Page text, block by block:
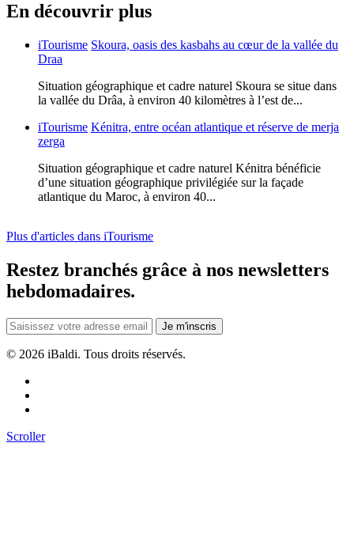
En découvrir plus
iTourisme Skoura, oasis des kasbahs au cœur de la vallée du
Draa
Situation géographique et cadre naturel Skoura se situe dans
la vallée du Drâa, à environ 40 kilomètres à l’est de...
iTourisme Kénitra, entre océan atlantique et réserve de merja
zerga
Situation géographique et cadre naturel Kénitra bénéficie
d’une situation géographique privilégiée sur la façade
atlantique du Maroc, à environ 40...
Plus d'articles dans iTourisme
Restez branchés grâce à nos newsletters
hebdomadaires.
Je m'inscris
© 2026 iBaldi. Tous droits réservés.
Scroller